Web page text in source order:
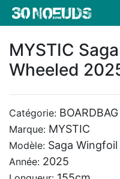
MYSTIC
Wheeled
Catégorie:
Marque: MYSTIC
Modèle: Saga
Année: 2025